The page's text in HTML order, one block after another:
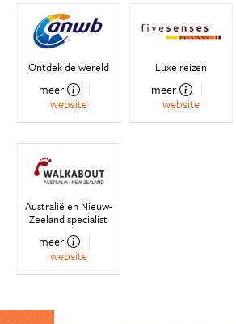
Ontdek de wereld
meer
website
Luxe reizen
meer
website
Australië en Nieuw-
Zeeland specialist
meer
website